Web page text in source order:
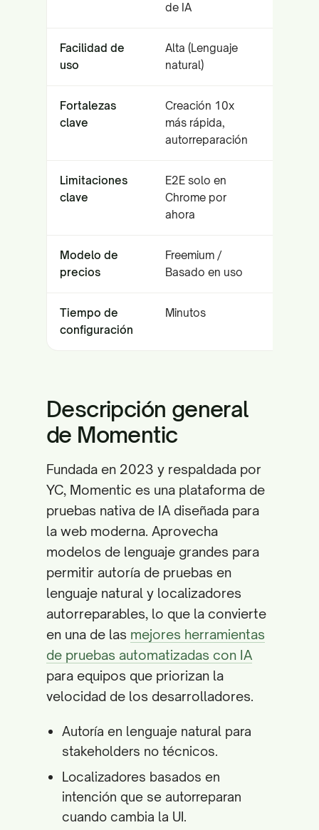
de IA
Facilidad de
uso
Alta (Lenguaje
natural)
Fortalezas
clave
Creación 10x
más rápida,
autorreparación
Limitaciones
clave
E2E solo en
Chrome por
ahora
Modelo de
precios
Freemium /
Basado en uso
Tiempo de
configuración
Minutos
Descripción general
de Momentic
Fundada en 2023 y respaldada por
YC, Momentic es una plataforma de
pruebas nativa de IA diseñada para
la web moderna. Aprovecha
modelos de lenguaje grandes para
permitir autoría de pruebas en
lenguaje natural y localizadores
autorreparables, lo que la convierte
en una de las mejores herramientas
de pruebas automatizadas con IA
para equipos que priorizan la
velocidad de los desarrolladores.
Autoría en lenguaje natural para
stakeholders no técnicos.
Localizadores basados en
intención que se autorreparan
cuando cambia la UI.